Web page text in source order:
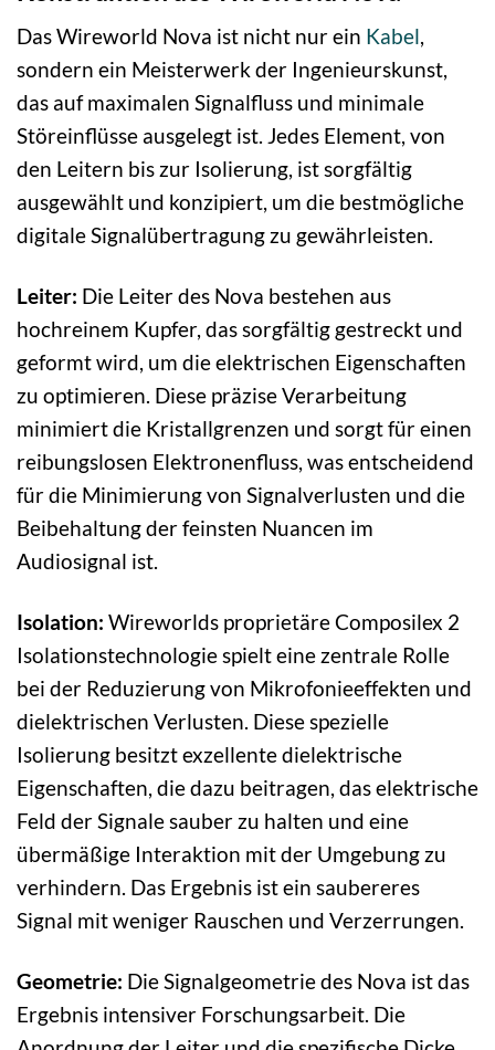
Das Wireworld Nova ist nicht nur ein Kabel,
sondern ein Meisterwerk der Ingenieurskunst,
das auf maximalen Signalfluss und minimale
Störeinflüsse ausgelegt ist. Jedes Element, von
den Leitern bis zur Isolierung, ist sorgfältig
ausgewählt und konzipiert, um die bestmögliche
digitale Signalübertragung zu gewährleisten.
Leiter: Die Leiter des Nova bestehen aus
hochreinem Kupfer, das sorgfältig gestreckt und
geformt wird, um die elektrischen Eigenschaften
zu optimieren. Diese präzise Verarbeitung
minimiert die Kristallgrenzen und sorgt für einen
reibungslosen Elektronenfluss, was entscheidend
für die Minimierung von Signalverlusten und die
Beibehaltung der feinsten Nuancen im
Audiosignal ist.
Isolation: Wireworlds proprietäre Composilex 2
Isolationstechnologie spielt eine zentrale Rolle
bei der Reduzierung von Mikrofonieeffekten und
dielektrischen Verlusten. Diese spezielle
Isolierung besitzt exzellente dielektrische
Eigenschaften, die dazu beitragen, das elektrische
Feld der Signale sauber zu halten und eine
übermäßige Interaktion mit der Umgebung zu
verhindern. Das Ergebnis ist ein saubereres
Signal mit weniger Rauschen und Verzerrungen.
Geometrie: Die Signalgeometrie des Nova ist das
Ergebnis intensiver Forschungsarbeit. Die